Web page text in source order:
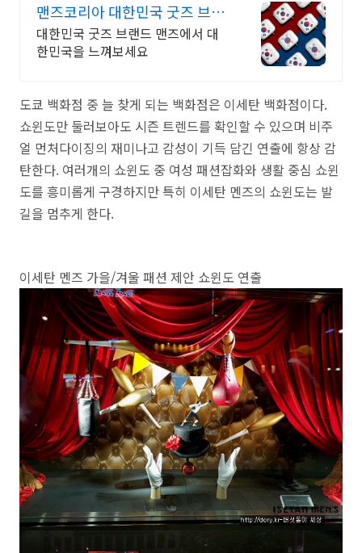
맨즈코리아 대한민국 굿즈 브랜
드
대한민국 굿즈 브랜드 맨즈에서 대
한민국을 느껴보세요
도쿄 백화점 중 늘 찾게 되는 백화점은 이세탄 백화점이다.
쇼윈도만 둘러보아도 시즌 트렌드를 확인할 수 있으며 비주
얼 먼처다이징의 재미나고 감성이 기득 담긴 연출에 항상 감
탄한다. 여러개의 쇼윈도 중 여성 패션잡화와 생활 중심 쇼윈
도를 흥미롭게 구경하지만 특히 이세탄 멘즈의 쇼윈도는 발
길을 멈추게 한다.
이세탄 멘즈 가을/겨울 패션 제안 쇼윈도 연출